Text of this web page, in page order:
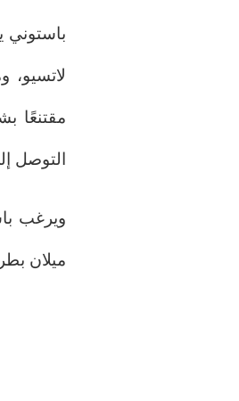
باستوني
لاتسيو،
مقتنعًا
التوصل
ويرغب
ميلان